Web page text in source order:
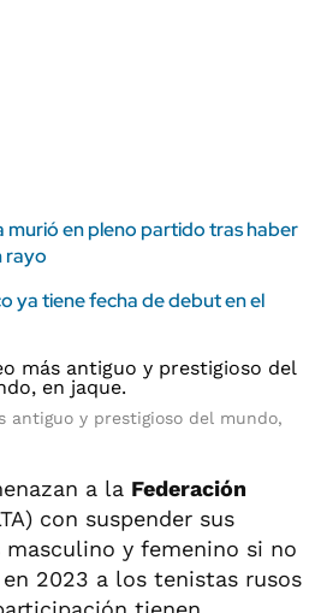
murió en pleno partido tras haber
rayo
ya tiene fecha de debut en el
antiguo y prestigioso del mundo,
a la Federación
con suspender sus
y femenino si no
2023 a los tenistas rusos